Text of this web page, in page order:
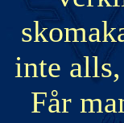
inte
Får